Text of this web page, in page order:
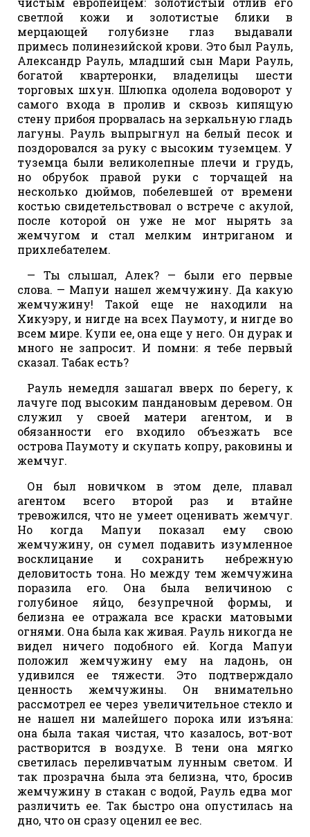
светлой кожи и золотистые блики в
мерцающей голубизне глаз выдавали
примесь полинезийской крови. Это был Рауль,
Александр Рауль, младший сын Мари Рауль,
богатой квартеронки, владелицы шести
торговых шхун. Шлюпка одолела водоворот у
самого входа в пролив и сквозь кипящую
стену прибоя прорвалась на зеркальную гладь
лагуны. Рауль выпрыгнул на белый песок и
поздоровался за руку с высоким туземцем. У
туземца были великолепные плечи и грудь,
но обрубок правой руки с торчащей на
несколько дюймов, побелевшей от времени
костью свидетельствовал о встрече с акулой,
после которой он уже не мог нырять за
жемчугом и стал мелким интриганом и
прихлебателем.
— Ты слышал, Алек? — были его первые
слова. — Мапуи нашел жемчужину. Да какую
жемчужину! Такой еще не находили на
Хикуэру, и нигде на всех Паумоту, и нигде во
всем мире. Купи ее, она еще у него. Он дурак и
много не запросит. И помни: я тебе первый
сказал. Табак есть?
Рауль немедля зашагал вверх по берегу, к
лачуге под высоким пандановым деревом. Он
служил у своей матери агентом, и в
обязанности его входило объезжать все
острова Паумоту и скупать копру, раковины и
жемчуг.
Он был новичком в этом деле, плавал
агентом всего второй раз и втайне
тревожился, что не умеет оценивать жемчуг.
Но когда Мапуи показал ему свою
жемчужину, он сумел подавить изумленное
восклицание и сохранить небрежную
деловитость тона. Но между тем жемчужина
поразила его. Она была величиною с
голубиное яйцо, безупречной формы, и
белизна ее отражала все краски матовыми
огнями. Она была как живая. Рауль никогда не
видел ничего подобного ей. Когда Мапуи
положил жемчужину ему на ладонь, он
удивился ее тяжести. Это подтверждало
ценность жемчужины. Он внимательно
рассмотрел ее через увеличительное стекло и
не нашел ни малейшего порока или изъяна:
она была такая чистая, что казалось, вот-вот
растворится в воздухе. В тени она мягко
светилась переливчатым лунным светом. И
так прозрачна была эта белизна, что, бросив
жемчужину в стакан с водой, Рауль едва мог
различить ее. Так быстро она опустилась на
дно, что он сразу оценил ее вес.